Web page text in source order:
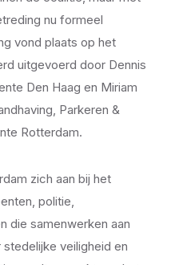
nu formeel
vond plaats op het
uitgevoerd door Dennis
Den Haag en Miriam
Parkeren &
Rotterdam.
zich aan bij het
politie,
die samenwerken aan
veiligheid en